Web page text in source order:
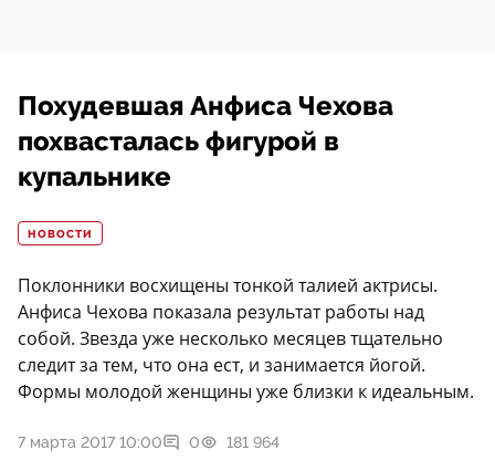
Похудевшая Анфиса Чехова
похвасталась фигурой в
купальнике
НОВОСТИ
Поклонники восхищены тонкой талией актрисы.
Анфиса Чехова показала результат работы над
собой. Звезда уже несколько месяцев тщательно
следит за тем, что она ест, и занимается йогой.
Формы молодой женщины уже близки к идеальным.
7 марта 2017 10:00 0 181 964